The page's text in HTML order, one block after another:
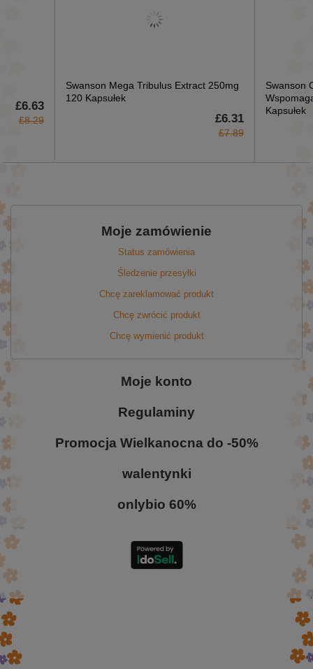
£6.63
£8.29
Swanson Mega Tribulus Extract 250mg
120 Kapsułek
£6.31
£7.89
Swanson
Kapsułek
Moje zamówienie
Status zamówienia
Śledzenie przesyłki
Chcę zareklamować produkt
Chcę zwrócić produkt
Chcę wymienić produkt
Moje konto
Regulaminy
Promocja Wielkanocna do -50%
walentynki
onlybio 60%